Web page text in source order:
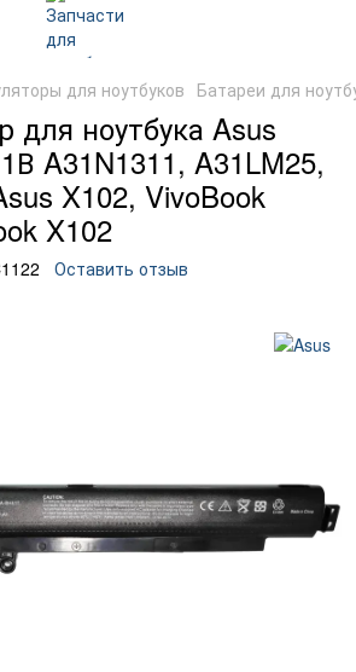
для ноутбуков Батареи для
для ноутбука Asus
A31N1311, A31LM25,
X102, VivoBook
X102
Оставить отзыв